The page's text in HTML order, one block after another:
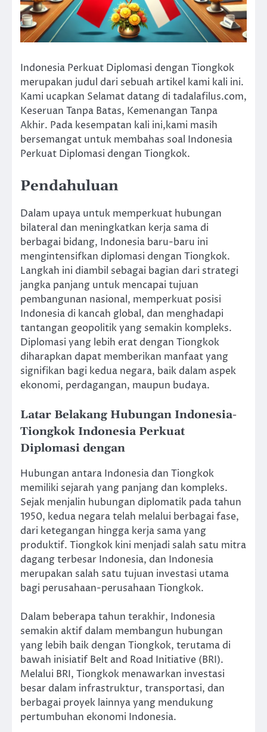
Indonesia Perkuat Diplomasi dengan Tiongkok
merupakan judul dari sebuah artikel kami kali ini.
Kami ucapkan Selamat datang di tadalafilus.com,
Keseruan Tanpa Batas, Kemenangan Tanpa
Akhir. Pada kesempatan kali ini,kami masih
bersemangat untuk membahas soal Indonesia
Perkuat Diplomasi dengan Tiongkok.
Pendahuluan
Dalam upaya untuk memperkuat hubungan
bilateral dan meningkatkan kerja sama di
berbagai bidang, Indonesia baru-baru ini
mengintensifkan diplomasi dengan Tiongkok.
Langkah ini diambil sebagai bagian dari strategi
jangka panjang untuk mencapai tujuan
pembangunan nasional, memperkuat posisi
Indonesia di kancah global, dan menghadapi
tantangan geopolitik yang semakin kompleks.
Diplomasi yang lebih erat dengan Tiongkok
diharapkan dapat memberikan manfaat yang
signifikan bagi kedua negara, baik dalam aspek
ekonomi, perdagangan, maupun budaya.
Latar Belakang Hubungan Indonesia-
Tiongkok Indonesia Perkuat
Diplomasi dengan
Hubungan antara Indonesia dan Tiongkok
memiliki sejarah yang panjang dan kompleks.
Sejak menjalin hubungan diplomatik pada tahun
1950, kedua negara telah melalui berbagai fase,
dari ketegangan hingga kerja sama yang
produktif. Tiongkok kini menjadi salah satu mitra
dagang terbesar Indonesia, dan Indonesia
merupakan salah satu tujuan investasi utama
bagi perusahaan-perusahaan Tiongkok.
Dalam beberapa tahun terakhir, Indonesia
semakin aktif dalam membangun hubungan
yang lebih baik dengan Tiongkok, terutama di
bawah inisiatif Belt and Road Initiative (BRI).
Melalui BRI, Tiongkok menawarkan investasi
besar dalam infrastruktur, transportasi, dan
berbagai proyek lainnya yang mendukung
pertumbuhan ekonomi Indonesia.